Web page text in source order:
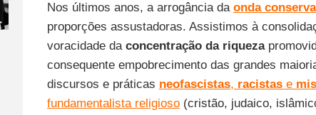
Nos últimos anos, a arrogância da onda
proporções assustadoras. Assistimos à
voracidade da concentração da riqueza
consequente empobrecimento das grandes
discursos e práticas neofascistas, racistase
fundamentalista religioso(cristão, judaico,